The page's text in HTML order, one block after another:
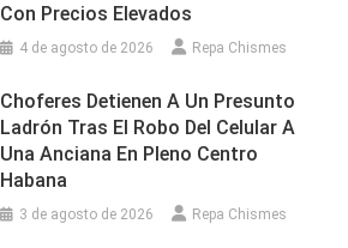
Con Precios Elevados
4 de agosto de 2026 Repa Chismes
Choferes Detienen A Un Presunto
Ladrón Tras El Robo Del Celular A
Una Anciana En Pleno Centro
Habana
3 de agosto de 2026 Repa Chismes